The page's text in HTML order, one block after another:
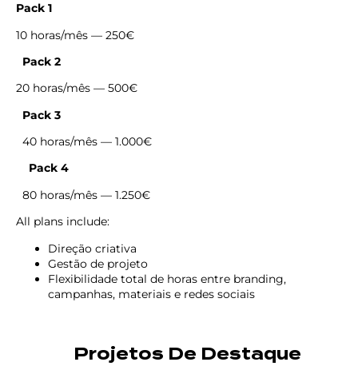
Pack 1
10 horas/mês — 250€
Pack 2
20 horas/mês — 500€
Pack 3
40 horas/mês — 1.000€
Pack 4
80 horas/mês — 1.250€
All plans include:
Direção criativa
Gestão de projeto
Flexibilidade total de horas entre branding,
campanhas, materiais e redes sociais
Projetos De Destaque